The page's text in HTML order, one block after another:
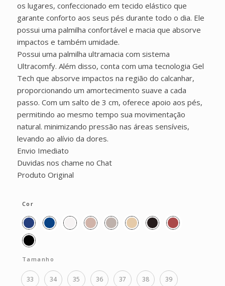
os lugares, confeccionado em tecido elástico que
garante conforto aos seus pés durante todo o dia. Ele
possui uma palmilha confortável e macia que absorve
impactos e também umidade.
Possui uma palmilha ultramacia com sistema
Ultracomfy. Além disso, conta com uma tecnologia Gel
Tech que absorve impactos na região do calcanhar,
proporcionando um amortecimento suave a cada
passo. Com um salto de 3 cm, oferece apoio aos pés,
permitindo ao mesmo tempo sua movimentação
natural. minimizando pressão nas áreas sensíveis,
levando ao alívio da dores.
Envio Imediato
Duvidas nos chame no Chat
Produto Original
Cor
Tamanho
33 34 35 36 37 38 39